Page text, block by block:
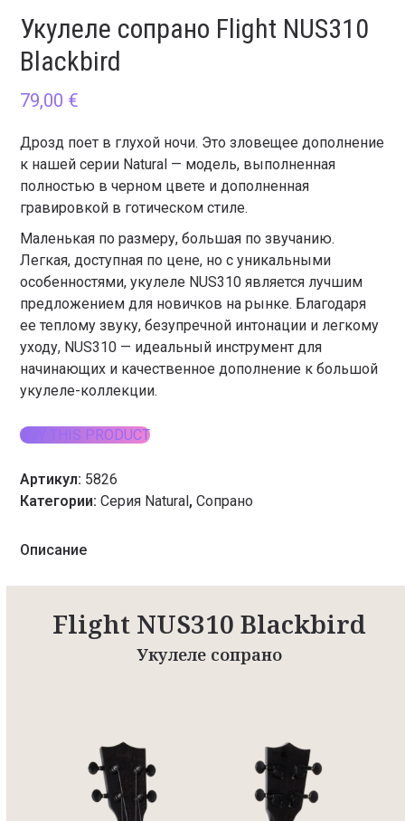
Укулеле сопрано Flight NUS310
Blackbird
79,00 €
Дрозд поет в глухой ночи. Это зловещее дополнение
к нашей серии Natural — модель, выполненная
полностью в черном цвете и дополненная
гравировкой в готическом стиле.
Маленькая по размеру, большая по звучанию.
Легкая, доступная по цене, но с уникальными
особенностями, укулеле NUS310 является лучшим
предложением для новичков на рынке. Благодаря
ее теплому звуку, безупречной интонации и легкому
уходу, NUS310 — идеальный инструмент для
начинающих и качественное дополнение к большой
укулеле-коллекции.
BUY THIS PRODUCT
Артикул: 5826
Категории:Серия Natural ,Сопрано
Описание
Flight NUS310 Blackbird
Укулеле сопрано